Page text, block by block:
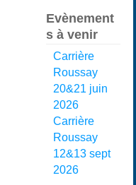
Evènement
s à venir
Carrière
Roussay
20&21 juin
2026
Carrière
Roussay
12&13 sept
2026